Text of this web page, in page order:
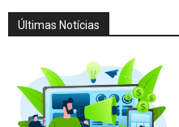
Últimas Notícias